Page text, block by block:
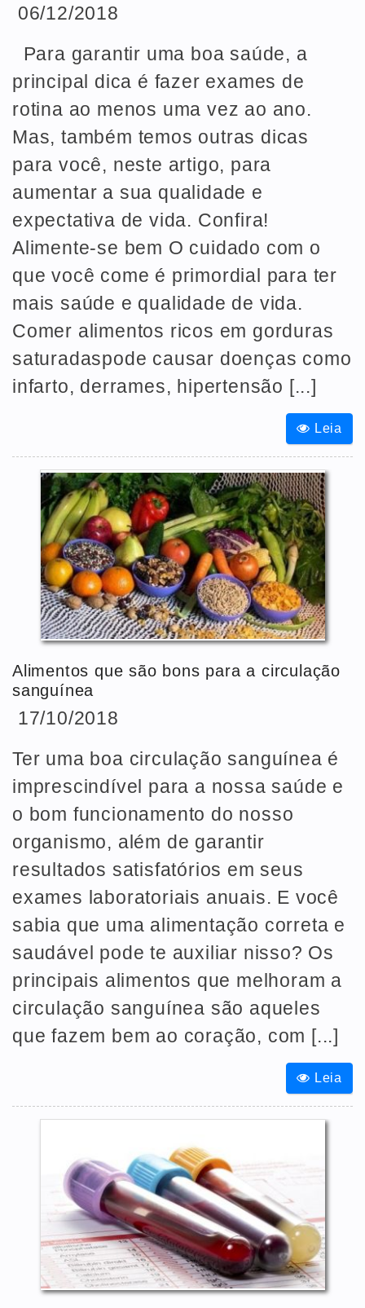
06/12/2018
Para garantir uma boa saúde, a
principal dica é fazer exames de
rotina ao menos uma vez ao ano.
Mas, também temos outras dicas
para você, neste artigo, para
aumentar a sua qualidade e
expectativa de vida. Confira!
Alimente-se bem O cuidado com o
que você come é primordial para ter
mais saúde e qualidade de vida.
Comer alimentos ricos em gorduras
saturadaspode causar doenças como
infarto, derrames, hipertensão [...]
Leia
Alimentos que são bons para a circulação
sanguínea
17/10/2018
Ter uma boa circulação sanguínea é
imprescindível para a nossa saúde e
o bom funcionamento do nosso
organismo, além de garantir
resultados satisfatórios em seus
exames laboratoriais anuais. E você
sabia que uma alimentação correta e
saudável pode te auxiliar nisso? Os
principais alimentos que melhoram a
circulação sanguínea são aqueles
que fazem bem ao coração, com [...]
Leia